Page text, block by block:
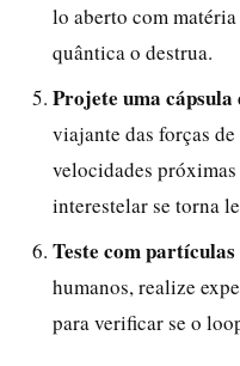
lo aberto com
quântica o destrua.
Projete uma cápsula
viajante das forças
velocidades
interestelar se torna
Teste com
humanos, realize
para verificar se o